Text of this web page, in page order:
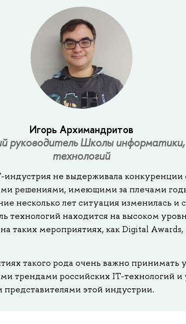
Игорь Архимандритов
руководитель Школы информатики,
технологий
индустрия не выдерживала конкуренции
решениями, имеющими за плечами
несколько лет ситуация изменилась и
технологий находится на высоком
таких мероприятиях, как Digital Awards,
такого рода очень важно принимать
трендами российских IT-технологий и
этой индустрии.